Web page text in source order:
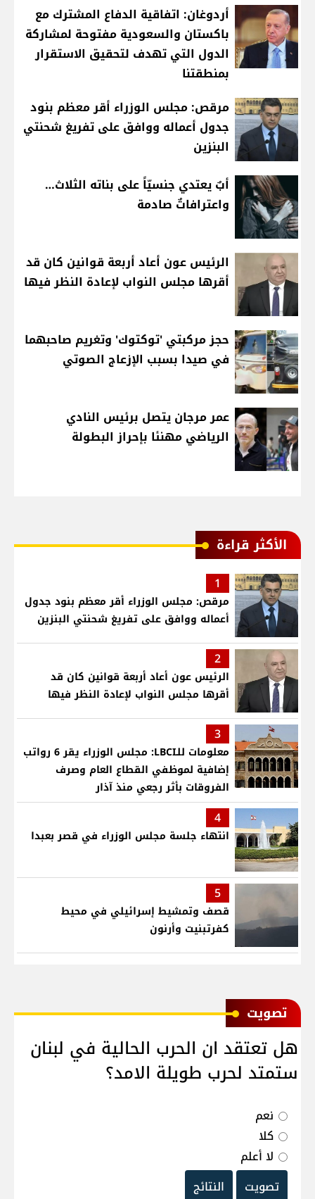
أردوغان: اتفاقية الدفاع المشترك مع
باكستان والسعودية مفتوحة لمشاركة
الدول التي تهدف لتحقيق الاستقرار
بمنطقتنا
مرقص: مجلس الوزراء أقر معظم بنود
جدول أعماله ووافق على تفريغ شحنتي
البنزين
أبٌ يعتدي جنسيّاً على بناته الثلاث…
واعترافاتٌ صادمة
الرئيس عون أعاد أربعة قوانين كان قد
أقرها مجلس النواب لإعادة النظر فيها
حجز مركبتي 'توكتوك' وتغريم صاحبهما
في صيدا بسبب الإزعاج الصوتي
عمر مرجان يتصل برئيس النادي
الرياضي مهنئا بإحراز البطولة
الأكثر قراءة
1
مرقص: مجلس الوزراء أقر معظم بنود جدول
أعماله ووافق على تفريغ شحنتي البنزين
2
الرئيس عون أعاد أربعة قوانين كان قد
أقرها مجلس النواب لإعادة النظر فيها
3
معلومات للـLBCI: مجلس الوزراء يقر 6 رواتب
إضافية لموظفي القطاع العام وصرف
الفروقات بأثر رجعي منذ آذار
4
انتهاء جلسة مجلس الوزراء في قصر بعبدا
5
قصف وتمشيط إسرائيلي في محيط
كفرتبنيت وأرنون
ﺗﺼﻮﻳﺖ
هل تعتقد ان الحرب الحالية في لبنان
ستمتد لحرب طويلة الامد؟
نعم
كلا
لا أعلم
تصويت
النتائج